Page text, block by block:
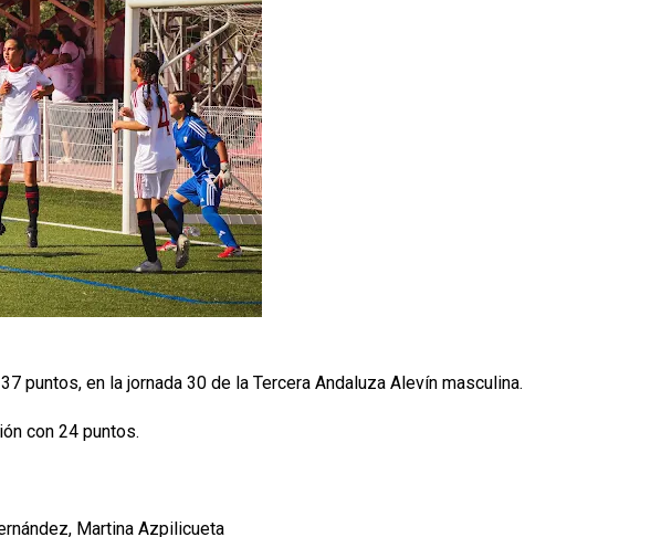
puntos, en la jornada 30 de la Tercera Andaluza Alevín masculina.
con 24 puntos.
Martina Azpilicueta